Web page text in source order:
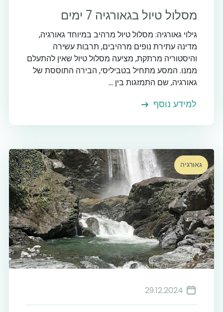
מסלול טיול בגאורגיה 7 ימים
גילוי גאורגיה: מסלול טיול מרהיב במיוחד גאורגיה,
מדינה עתירת נופים מרהיבים, תרבות עשירה
והיסטוריה מרתקת, מציעה מסלול טיול שאין להתעלם
ממנו. המסע מתחיל בטביליסי, הבירה התוססת של
גאורגיה, שם התמזגות בין ...
למידע נוסף
גאורגיה
29.12.2024